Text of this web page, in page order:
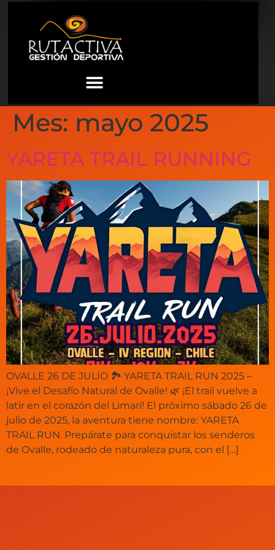
Mes: mayo 2025
YARETA TRAIL RUNNING
OVALLE 26 DE JULIO 🏞️ YARETA TRAIL RUN 2025 –
¡Vive el Desafío Natural de Ovalle! 🌿 ¡El trail vuelve a
latir en el corazón del Limarí! El próximo sábado 26 de
julio de 2025, la aventura tiene nombre: YARETA
TRAIL RUN. Prepárate para conquistar los senderos
de Ovalle, rodeado de naturaleza pura, con el […]